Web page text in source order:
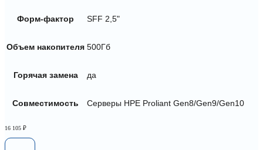
Форм-фактор SFF 2,5"
Объем накопителя 500Гб
Горячая замена да
Совместимость Серверы HPE Proliant Gen8/Gen9/Gen10
16 105 ₽